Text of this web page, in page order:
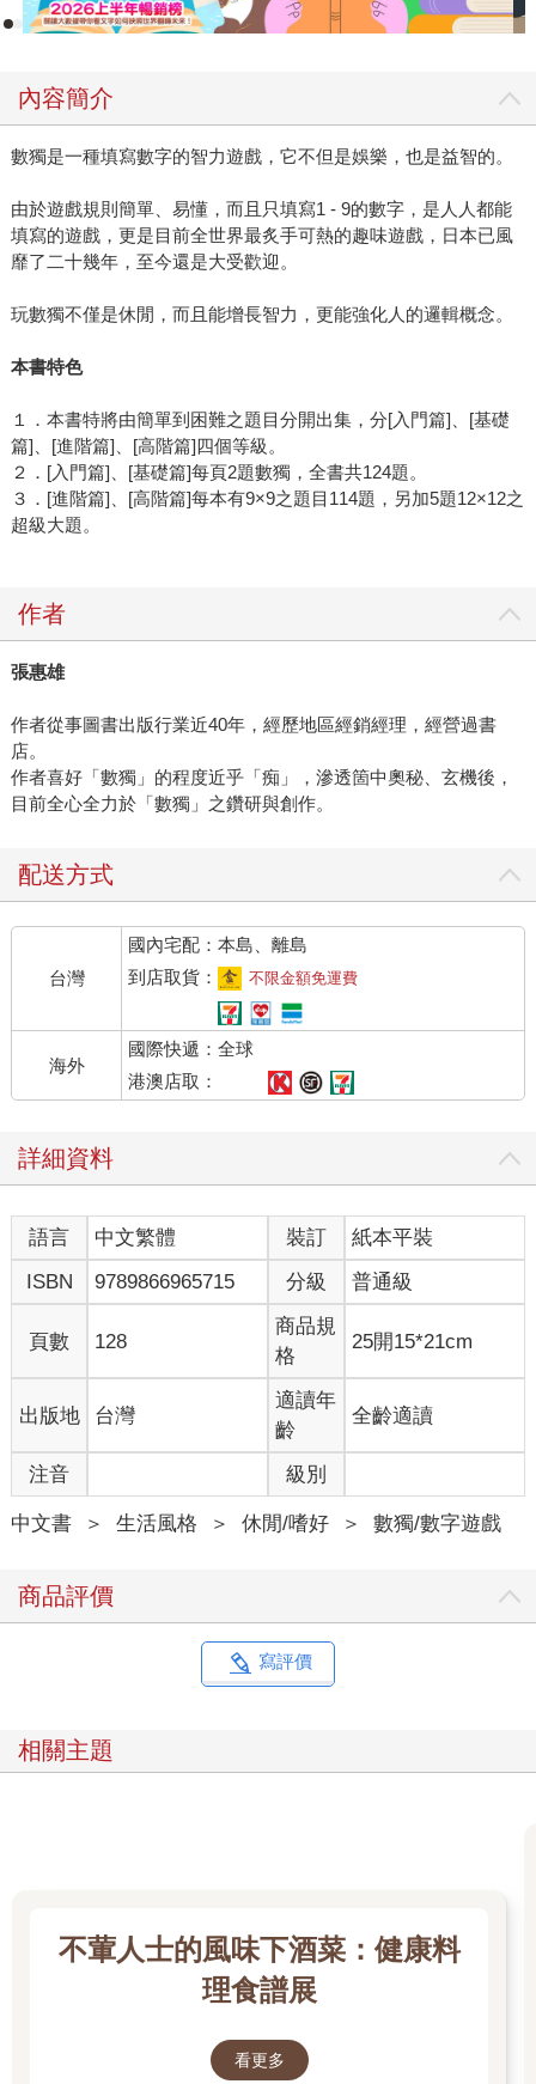
內容簡介
數獨是一種填寫數字的智力遊戲，它不但是娛樂，也是益智的。
由於遊戲規則簡單、易懂，而且只填寫1 - 9的數字，是人人都能
填寫的遊戲，更是目前全世界最炙手可熱的趣味遊戲，日本已風
靡了二十幾年，至今還是大受歡迎。
玩數獨不僅是休閒，而且能增長智力，更能強化人的邏輯概念。
本書特色
１．本書特將由簡單到困難之題目分開出集，分[入門篇]、[基礎
篇]、[進階篇]、[高階篇]四個等級。
２．[入門篇]、[基礎篇]每頁2題數獨，全書共124題。
３．[進階篇]、[高階篇]每本有9×9之題目114題，另加5題12×12之
超級大題。
作者
張惠雄
作者從事圖書出版行業近40年，經歷地區經銷經理，經營過書
店。
作者喜好「數獨」的程度近乎「痴」，滲透箇中奧秘、玄機後，
目前全心全力於「數獨」之鑽研與創作。
配送方式
台灣
國內宅配：本島、離島
到店取貨：
不限金額免運費
海外
國際快遞：全球
港澳店取：
詳細資料
語言 中文繁體 裝訂
紙本平裝
ISBN
9789866965715 分級 普通級
頁數 128
商品規
格
25開15*21cm
出版地 台灣
適讀年
齡
全齡適讀
注音 級別
中文書 ＞ 生活風格 ＞ 休閒/嗜好 ＞ 數獨/數字遊戲
商品評價
寫評價
相關主題
不葷人士的風味下酒菜：健康料
理食譜展
看更多